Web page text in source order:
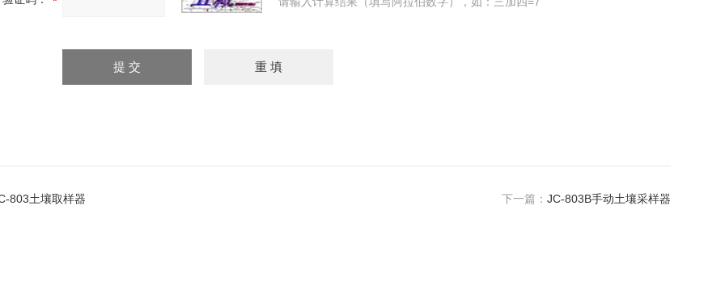
803土壤取样器 下一篇： JC-803B手动土壤采样器